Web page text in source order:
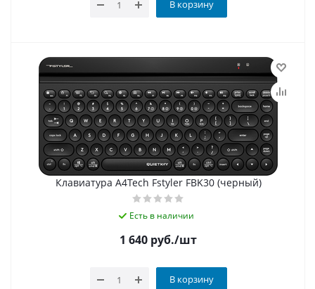
В корзину
Клавиатура A4Tech Fstyler FBK30 (черный)
Есть в наличии
1 640 руб./шт
В корзину